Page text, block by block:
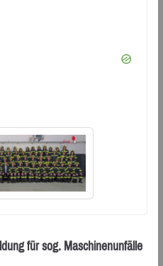
für sog. Maschinenunfälle